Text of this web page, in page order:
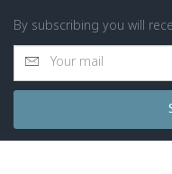
By subscribing you will